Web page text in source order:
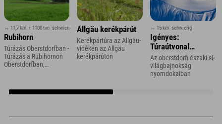
↔ 11,7 km ↕ 1100 hm schwierig
Rubihorn
Túrázás Oberstdorfban -
Túrázás a Rubihornon
Oberstdorfban,
Allgäu kerékpárút
Kerékpártúra az Allgäu-
vidéken az Allgäu
kerékpárúton
↔ 15 km schwierig
Igényes:
Túraútvonal
Spielmannsauba
Oberstdorf
közelében
Az oberstdorfi északi sí-
világbajnokság
nyomdokaiban